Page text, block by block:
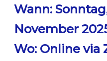
Wann:
November
Wo: Online via